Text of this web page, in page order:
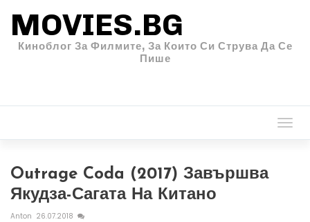
MOVIES.BG
Киноблог За Филмите, За Които Си Струва Да Се
Пише
Outrage Coda (2017) Завършва
Якудза-Сагата На Китано
Anton 26.07.2018